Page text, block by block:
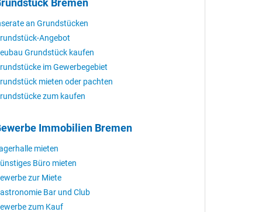
Bremen
an Grundstücken
Angebot
Grundstück kaufen
im Gewerbegebiet
mieten oder pachten
zum kaufen
Immobilien Bremen
mieten
Büro mieten
zur Miete
Bar und Club
zum Kauf